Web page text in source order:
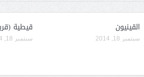
القينيون
سبتمبر 18, 2014
قيطية
سبتمبر 18, 2014